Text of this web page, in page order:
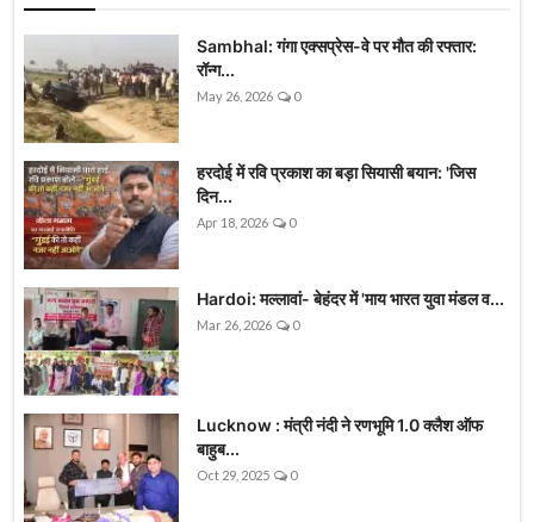
Sambhal: गंगा एक्सप्रेस-वे पर मौत की रफ्तार:
रॉन्ग...
May 26, 2026 0
हरदोई में रवि प्रकाश का बड़ा सियासी बयान: 'जिस
दिन...
Apr 18, 2026 0
Hardoi: मल्लावां- बेहंदर में 'माय भारत युवा मंडल व...
Mar 26, 2026 0
Lucknow : मंत्री नंदी ने रणभूमि 1.0 क्लैश ऑफ
बाहुब...
Oct 29, 2025 0